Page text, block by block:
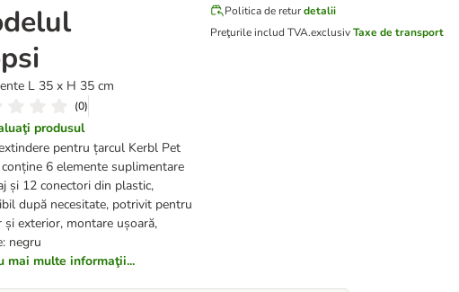
L 35 x H 35 cm
(0)
produsul
pentru țarcul Kerbl Pet
6 elemente suplimentare
și 12 conectori din plastic,
după necesitate, potrivit pentru
și exterior, montare ușoară,
negru
mai multe informaţii...
Politica de retur detalii
Preţurile includ TVA.exclusivTaxe de transport